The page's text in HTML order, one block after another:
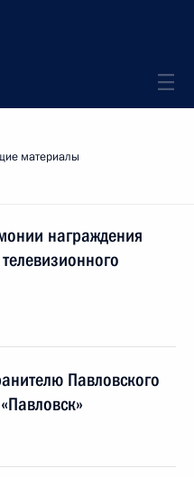
материалы
награждения
Павловского